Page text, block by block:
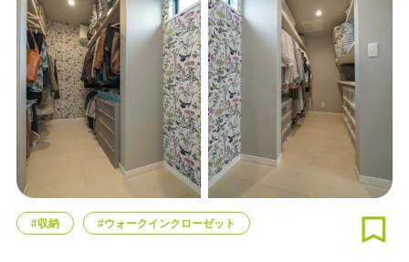
#収納 #ウォークインクローゼット